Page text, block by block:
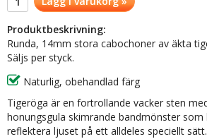
Produktbeskrivning:
Runda, 14mm stora cabochoner av äkta
Säljs per styck.
Naturlig, obehandlad färg
Tigeröga är en fortrollande vacker sten
honungsgula skimrande bandmönster
reflektera ljuset på ett alldeles speciellt sätt.